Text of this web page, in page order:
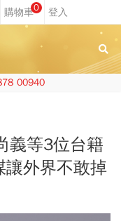
0
00940
義等3位台籍
外界不敢掉